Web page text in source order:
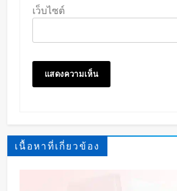
เว็บไซต์
เนื้อหาที่เกี่ยวข้อง